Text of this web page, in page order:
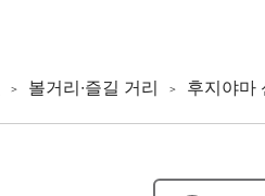
볼거리∙즐길 거리 후지야마